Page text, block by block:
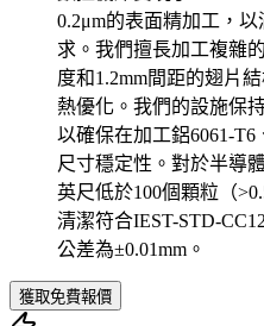
0.2μm的表面精加工，
求。我們擅長加工複雜
度和1.2mm間距的翅片
熱優化。我們的設施保
以確保在加工鋁6061-T6
尺寸穩定性。對於半導
英尺低於100個顆粒（
清潔符合IEST-STD-
公差為±0.01mm。
獲取免費報價